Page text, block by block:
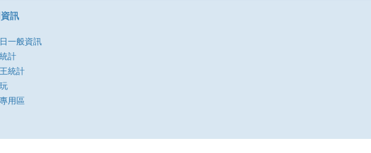
訊
一般資訊
計
統計
用區